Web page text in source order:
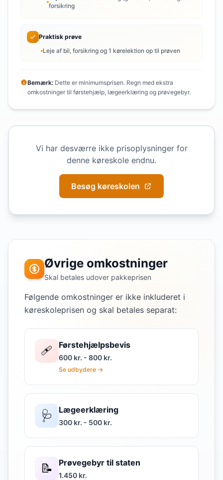
forsikring
Praktisk prøve
Leje af bil, forsikring og 1 kørelektion op til prøven
Bemærk: Dette er minimumsprisen. Regn med ekstra
omkostninger til førstehjælp, lægeerklæring og prøvegebyr.
Vi har desværre ikke prisoplysninger for
denne køreskole endnu.
Besøg køreskolen
Øvrige omkostninger
Skal betales udover pakkeprisen
Følgende omkostninger er ikke inkluderet i
køreskoleprisen og skal betales separat:
🩹 Førstehjælpsbevis
600 kr. - 800 kr.
Se udbydere →
🩺 Lægeerklæring
300 kr. - 500 kr.
📝 Prøvegebyr til staten
1.450 kr.